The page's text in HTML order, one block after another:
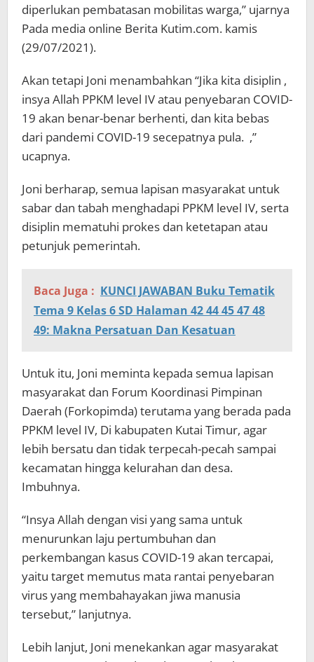
diperlukan pembatasan mobilitas warga,” ujarnya
Pada media online Berita Kutim.com. kamis
(29/07/2021).
Akan tetapi Joni menambahkan “Jika kita disiplin ,
insya Allah PPKM level IV atau penyebaran COVID-
19 akan benar-benar berhenti, dan kita bebas
dari pandemi COVID-19 secepatnya pula. ,”
ucapnya.
Joni berharap, semua lapisan masyarakat untuk
sabar dan tabah menghadapi PPKM level IV, serta
disiplin mematuhi prokes dan ketetapan atau
petunjuk pemerintah.
Baca Juga : KUNCI JAWABAN Buku Tematik
Tema 9 Kelas 6 SD Halaman 42 44 45 47 48
49: Makna Persatuan Dan Kesatuan
Untuk itu, Joni meminta kepada semua lapisan
masyarakat dan Forum Koordinasi Pimpinan
Daerah (Forkopimda) terutama yang berada pada
PPKM level IV, Di kabupaten Kutai Timur, agar
lebih bersatu dan tidak terpecah-pecah sampai
kecamatan hingga kelurahan dan desa.
Imbuhnya.
“Insya Allah dengan visi yang sama untuk
menurunkan laju pertumbuhan dan
perkembangan kasus COVID-19 akan tercapai,
yaitu target memutus mata rantai penyebaran
virus yang membahayakan jiwa manusia
tersebut,” lanjutnya.
Lebih lanjut, Joni menekankan agar masyarakat